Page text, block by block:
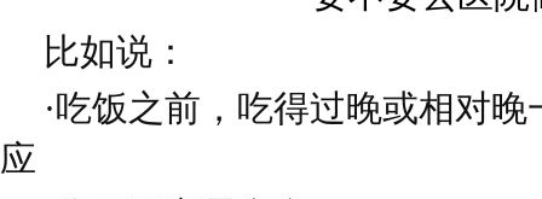
比如说：
·吃饭之前，吃得过晚或相对
应